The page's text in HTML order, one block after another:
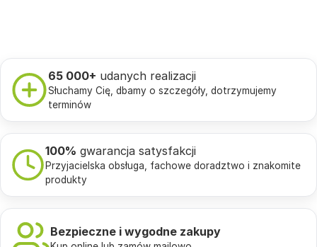
65 000+ udanych realizacji
Słuchamy Cię, dbamy o szczegóły, dotrzymujemy
terminów
100% gwarancja satysfakcji
Przyjacielska obsługa, fachowe doradztwo i znakomite
produkty
Bezpieczne i wygodne zakupy